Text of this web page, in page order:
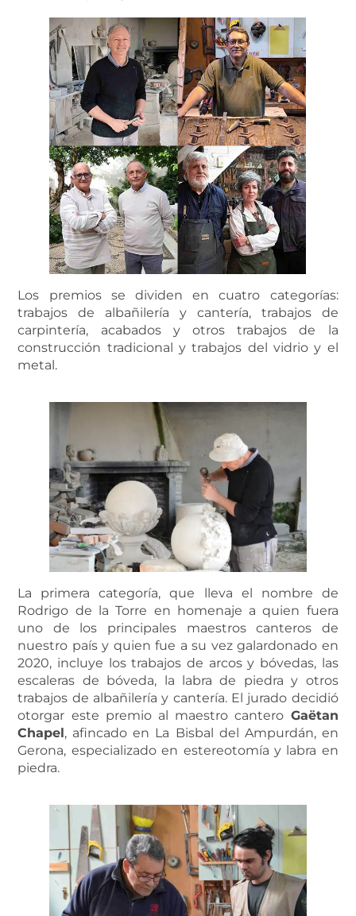
Los premios se dividen en cuatro categorías:
trabajos de albañilería y cantería, trabajos de
carpintería, acabados y otros trabajos de la
construcción tradicional y trabajos del vidrio y el
metal.
La primera categoría, que lleva el nombre de
Rodrigo de la Torre en homenaje a quien fuera
uno de los principales maestros canteros de
nuestro país y quien fue a su vez galardonado en
2020, incluye los trabajos de arcos y bóvedas, las
escaleras de bóveda, la labra de piedra y otros
trabajos de albañilería y cantería. El jurado decidió
otorgar este premio al maestro cantero Gaëtan
Chapel, afincado en La Bisbal del Ampurdán, en
Gerona, especializado en estereotomía y labra en
piedra.